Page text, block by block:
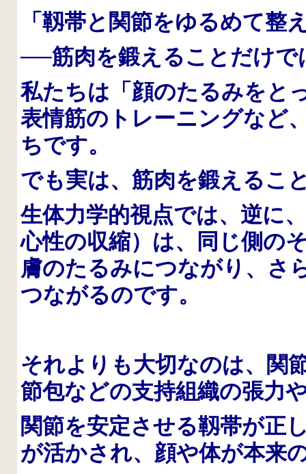
「靱帯と関節をゆるめて整
──筋肉を鍛えることだけで
私たちは「顔のたるみをと
表情筋のトレーニングなど
ちです。
でも実は、筋肉を鍛えるこ
生体力学的視点では、逆に
心性の収縮）は、同じ側の
膚のたるみにつながり、さ
つながるのです。
それよりも大切なのは、関
節包などの支持組織の張力
関節を安定させる靱帯が正
が活かされ、顔や体が本来